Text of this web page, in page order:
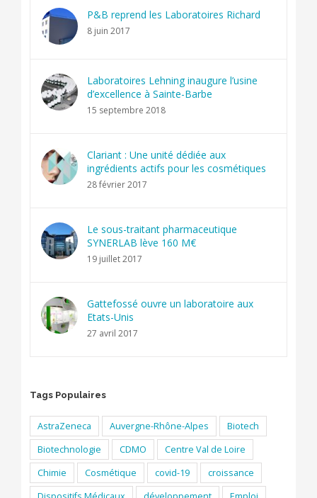
P&B reprend les Laboratoires Richard
8 juin 2017
Laboratoires Lehning inaugure l’usine
d’excellence à Sainte-Barbe
15 septembre 2018
Clariant : Une unité dédiée aux
ingrédients actifs pour les cosmétiques
28 février 2017
Le sous-traitant pharmaceutique
SYNERLAB lève 160 M€
19 juillet 2017
Gattefossé ouvre un laboratoire aux
Etats-Unis
27 avril 2017
Tags Populaires
AstraZeneca Auvergne-Rhône-Alpes
Biotech
Biotechnologie
CDMO
Centre Val de Loire
Chimie
Cosmétique covid-19
croissance